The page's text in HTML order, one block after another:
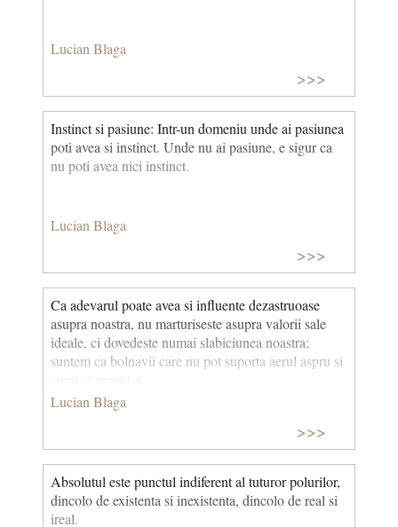
Lucian Blaga
>>>
Instinct si pasiune: Intr-un domeniu unde ai pasiunea
poti avea si instinct. Unde nu ai pasiune, e sigur ca
nu poti avea nici instinct.
Lucian Blaga
>>>
Ca adevarul poate avea si influente dezastruoase
asupra noastra, nu marturiseste asupra valorii sale
ideale, ci dovedeste numai slabiciunea noastra;
suntem ca bolnavii care nu pot suporta aerul aspru si
Lucian Blaga
>>>
Absolutul este punctul indiferent al tuturor polurilor,
dincolo de existenta si inexistenta, dincolo de real si
ireal.